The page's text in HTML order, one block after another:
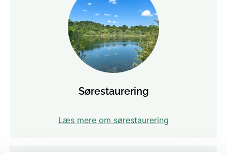
Sørestaurering
Læs mere om sørestaurering